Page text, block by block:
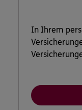
In Ihrem